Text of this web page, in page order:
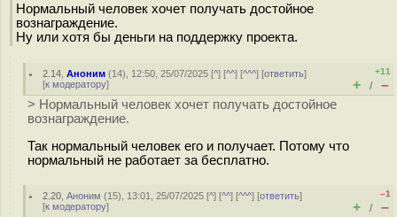
Нормальный человек хочет получать достойное
вознаграждение.
Ну или хотя бы деньги на поддержку проекта.
2.14 ,Аноним (14), 12:50, 25/07/2025 [^] [^^] [^^^] [ответить]
[к модератору]
+11
+ / –
> Нормальный человек хочет получать достойное
вознаграждение.
Так нормальный человек его и получает. Потому что
нормальный не работает за бесплатно.
2.20 ,Аноним (15), 13:01, 25/07/2025 [^] [^^] [^^^] [ответить]
[к модератору]
–1
+ / –